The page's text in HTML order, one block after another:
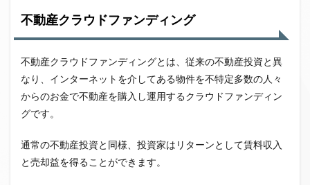
不動産クラウドファンディング
不動産クラウドファンディングとは、従来の不動産投資と異
なり、インターネットを介してある物件を不特定多数の人々
からのお金で不動産を購入し運用するクラウドファンディン
グです。
通常の不動産投資と同様、投資家はリターンとして賃料収入
と売却益を得ることができます。